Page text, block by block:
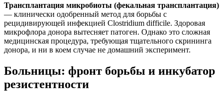
Трансплантация микробиоты (фекальная трансплантация)
— клинически одобренный метод для борьбы с
рецидивирующей инфекцией Clostridium difficile. Здоровая
микрофлора донора вытесняет патоген. Однако это сложная
медицинская процедура, требующая тщательного скрининга
донора, и ни в коем случае не домашний эксперимент.
Больницы: фронт борьбы и инкубатор
резистентности